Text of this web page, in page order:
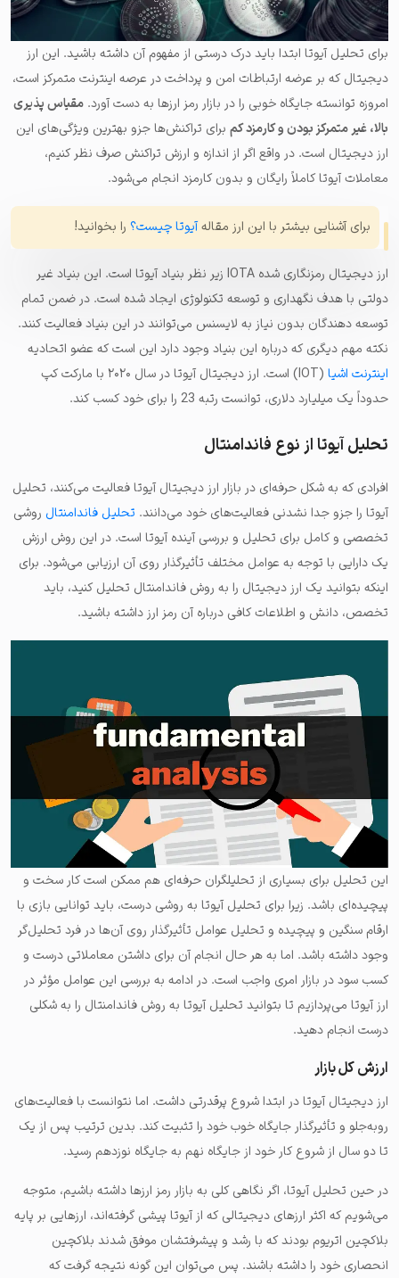
برای تحلیل آیوتا ابتدا باید درک درستی از مفهوم آن داشته باشید. این ارز
دیجیتال که بر عرضه ارتباطات امن و پرداخت در عرصه اینترنت متمرکز است،
امروزه توانسته جایگاه خوبی را در بازار رمز ارزها به دست آورد. مقیاس پذیری
بالا، غیر متمرکز بودن و کارمزد کم برای تراکنش‌ها جزو بهترین ویژگی‌های این
ارز دیجیتال است. در واقع اگر از اندازه و ارزش تراکنش صرف نظر کنیم،
معاملات آیوتا کاملاً رایگان و بدون کارمزد انجام می‌شود.
برای آشنایی بیشتر با این ارز مقالهآیوتا چیست؟ را بخوانید!
ارز دیجیتال رمزنگاری شده IOTA زیر نظر بنیاد آیوتا است. این بنیاد غیر
دولتی با هدف نگهداری و توسعه تکنولوژی ایجاد شده است. در ضمن تمام
توسعه دهندگان بدون نیاز به لایسنس می‌توانند در این بنیاد فعالیت کنند.
نکته مهم دیگری که درباره این بنیاد وجود دارد این است که عضو اتحادیه
اینترنت اشیا
(IOT) است. ارز دیجیتال آیوتا در سال ۲۰۲۰ با مارکت کپ
حدوداً یک میلیارد دلاری، توانست رتبه 23 را برای خود کسب کند.
تحلیل آیوتا از نوع فاندامنتال
افرادی که به شکل حرفه‌ای در بازار ارز دیجیتال آیوتا فعالیت می‌کنند، تحلیل
آیوتا را جزو جدا نشدنی فعالیت‌های خود می‌دانند. تحلیل فاندامنتال روشی
تخصصی و کامل برای تحلیل و بررسی آینده آیوتا است. در این روش ارزش
یک دارایی با توجه به عوامل مختلف تأثیرگذار روی آن ارزیابی می‌شود. برای
اینکه بتوانید یک ارز دیجیتال را به روش فاندامنتال تحلیل کنید، باید
تخصص، دانش و اطلاعات کافی درباره آن رمز ارز داشته باشید.
این تحلیل برای بسیاری از تحلیلگران حرفه‌ای هم ممکن است کار سخت و
پیچیده‌ای باشد. زیرا برای تحلیل آیوتا به روشی درست، باید توانایی بازی با
ارقام سنگین و پیچیده و تحلیل عوامل تأثیرگذار روی آن‌ها در فرد تحلیل‌گر
وجود داشته باشد. اما به هر حال انجام آن برای داشتن معاملاتی درست و
کسب سود در بازار امری واجب است. در ادامه به بررسی این عوامل مؤثر در
ارز آیوتا می‌پردازیم تا بتوانید تحلیل آیوتا به روش فاندامنتال را به شکلی
درست انجام دهید.
ارزش کل بازار
ارز دیجیتال آیوتا در ابتدا شروع پرقدرتی داشت. اما نتوانست با فعالیت‌های
روبه‌جلو و تأثیرگذار جایگاه خوب خود را تثبیت کند. بدین ترتیب پس از یک
تا دو سال از شروع کار خود از جایگاه نهم به جایگاه نوزدهم رسید.
در حین تحلیل آیوتا، اگر نگاهی کلی به بازار رمز ارزها داشته باشیم، متوجه
می‌شویم که اکثر ارزهای دیجیتالی که از آیوتا پیشی گرفته‌اند، ارزهایی بر پایه
بلاکچین اتریوم بودند که با رشد و پیشرفتشان موفق شدند بلاکچین
انحصاری خود را داشته باشند. پس می‌توان این گونه نتیجه گرفت که